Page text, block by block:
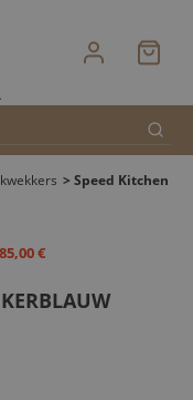
> Speed Kitchen
€